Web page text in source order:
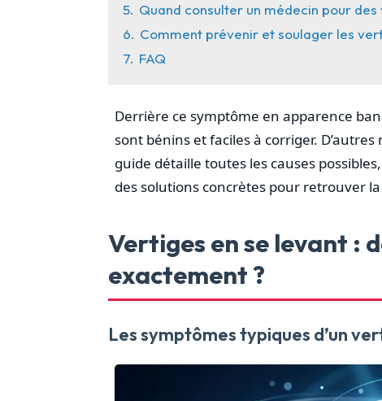
5. Quand consulter un médecin pour
6. Comment prévenir et soulager les
7. FAQ
Derrière ce symptôme en apparence
sont bénins et faciles à corriger.
guide détaille toutes les causes
des solutions concrètes pour retrouver
Vertiges en se levant :
exactement ?
Les symptômes typiques d’un